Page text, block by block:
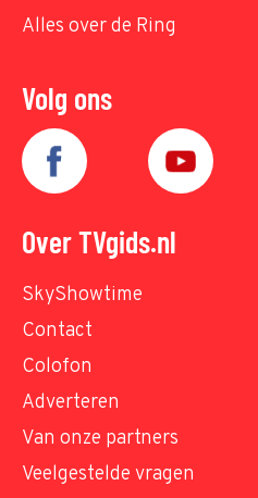
Alles over de Ring
Volg ons
Over TVgids.nl
SkyShowtime
Contact
Colofon
Adverteren
Van onze partners
Veelgestelde vragen